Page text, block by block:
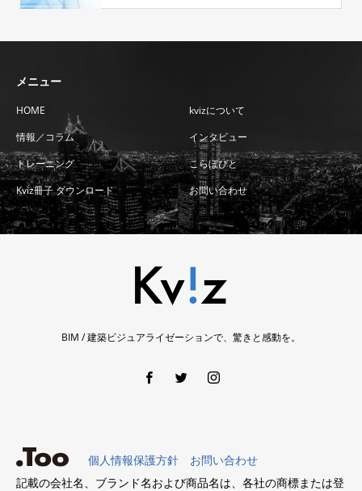
メニュー
HOME
kvizについて
情報／コラム
インタビュー
トレーニング
こらぼびと
Kviz冊子 ダウンロード
お問い合わせ
BIM / 建築ビジュアライゼーションで、驚きと感動を。
個人情報保護方針
お問い合わせ
記載の会社名、ブランド名および商品名は、各社の商標または登